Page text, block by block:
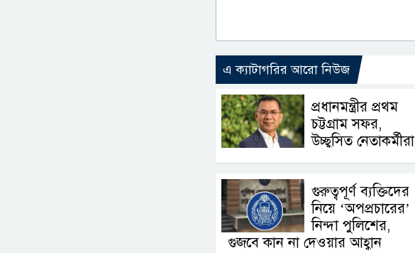
এ ক্যাটাগরির আরো নিউজ
প্রধানমন্ত্রীর প্রথম
চট্টগ্রাম সফর,
উচ্ছ্বসিত নেতাকর্মীরা
গুরুত্বপূর্ণ ব্যক্তিদের
নিয়ে ‘অপপ্রচারের’
নিন্দা পুলিশের,
গুজবে কান না দেওয়ার আহ্বান